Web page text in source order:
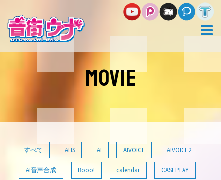
コ
ン
テ
ン
ツ
へ
ス
キ
ッ
プ
MOVIE
すべて AHS AI AIVOICE AIVOICE2
AI音声合成 Booo! calendar CASEPLAY